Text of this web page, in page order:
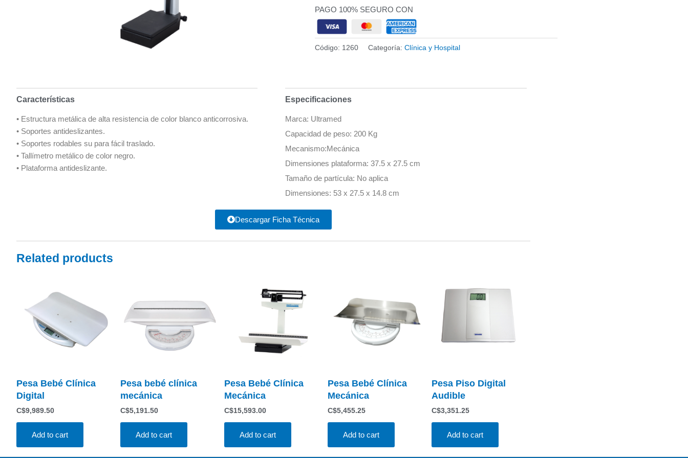
con
Tallimetro
quantity
PAGO 100% SEGURO CON
Código: 1260 Categoría: Clínica y Hospital
Características
• Estructura metálica de alta resistencia de color blanco anticorrosiva.
• Soportes antideslizantes.
• Soportes rodables su para fácil traslado.
• Tallímetro metálico de color negro.
• Plataforma antideslizante.
Especificaciones
Marca: Ultramed
Capacidad de peso: 200 Kg
Mecanismo:Mecánica
Dimensiones plataforma: 37.5 x 27.5 cm
Tamaño de partícula: No aplica
Dimensiones: 53 x 27.5 x 14.8 cm
Descargar Ficha Técnica
Related products
Pesa Bebé Clínica
Digital
C$9,989.50
Add to cart
Pesa bebé clínica
mecánica
C$5,191.50
Add to cart
Pesa Bebé Clínica
Mecánica
C$15,593.00
Add to cart
Pesa Bebé Clínica
Mecánica
C$5,455.25
Add to cart
Pesa Piso Digital
Audible
C$3,351.25
Add to cart